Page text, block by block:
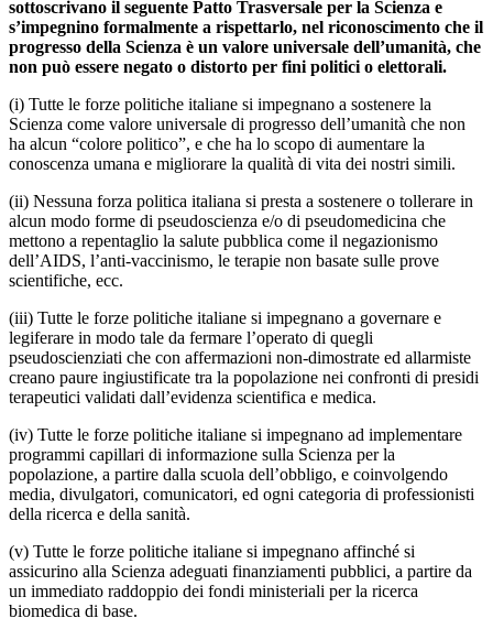
sottoscrivano il seguente Patto Trasversale per la Scienza e
s’impegnino formalmente a rispettarlo, nel riconoscimento che il
progresso della Scienza è un valore universale dell’umanità, che
non può essere negato o distorto per fini politici o elettorali.
(i) Tutte le forze politiche italiane si impegnano a sostenere la
Scienza come valore universale di progresso dell’umanità che non
ha alcun “colore politico”, e che ha lo scopo di aumentare la
conoscenza umana e migliorare la qualità di vita dei nostri simili.
(ii) Nessuna forza politica italiana si presta a sostenere o tollerare in
alcun modo forme di pseudoscienza e/o di pseudomedicina che
mettono a repentaglio la salute pubblica come il negazionismo
dell’AIDS, l’anti-vaccinismo, le terapie non basate sulle prove
scientifiche, ecc.
(iii) Tutte le forze politiche italiane si impegnano a governare e
legiferare in modo tale da fermare l’operato di quegli
pseudoscienziati che con affermazioni non-dimostrate ed allarmiste
creano paure ingiustificate tra la popolazione nei confronti di presidi
terapeutici validati dall’evidenza scientifica e medica.
(iv) Tutte le forze politiche italiane si impegnano ad implementare
programmi capillari di informazione sulla Scienza per la
popolazione, a partire dalla scuola dell’obbligo, e coinvolgendo
media, divulgatori, comunicatori, ed ogni categoria di professionisti
della ricerca e della sanità.
(v) Tutte le forze politiche italiane si impegnano affinché si
assicurino alla Scienza adeguati finanziamenti pubblici, a partire da
un immediato raddoppio dei fondi ministeriali per la ricerca
biomedica di base.